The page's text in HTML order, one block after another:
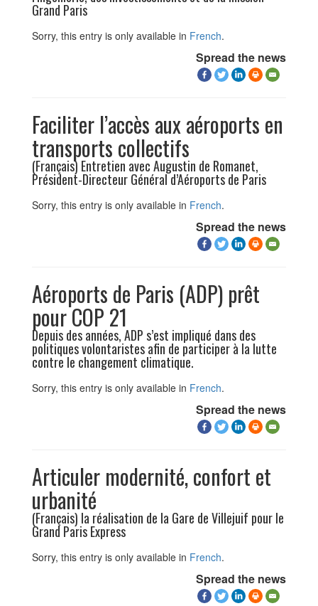
Grand Paris
Sorry, this entry is only available in French.
Spread the news
Faciliter l’accès aux aéroports en
transports collectifs
(Français) Entretien avec Augustin de Romanet,
Président-Directeur Général d’Aéroports de Paris
Sorry, this entry is only available in French.
Spread the news
Aéroports de Paris (ADP) prêt
pour COP 21
Depuis des années, ADP s’est impliqué dans des
politiques volontaristes afin de participer à la lutte
contre le changement climatique.
Sorry, this entry is only available in French.
Spread the news
Articuler modernité, confort et
urbanité
(Français) la réalisation de la Gare de Villejuif pour le
Grand Paris Express
Sorry, this entry is only available in French.
Spread the news